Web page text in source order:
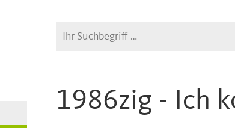
Suche
1986zig - Ich